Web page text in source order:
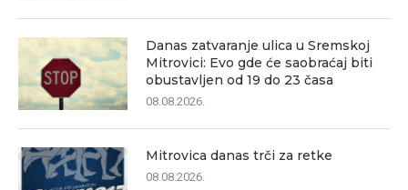
Danas zatvaranje ulica u Sremskoj
Mitrovici: Evo gde će saobraćaj biti
obustavljen od 19 do 23 časa
08.08.2026.
Mitrovica danas trči za retke
08.08.2026.